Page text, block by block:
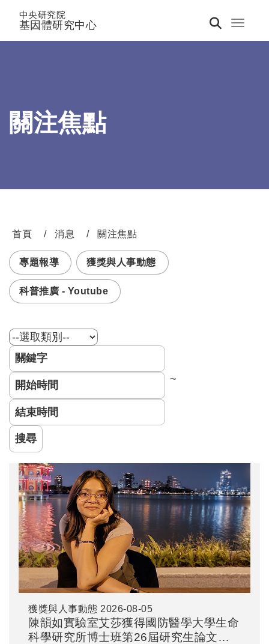
Toggle
中央研究院
基因體研究中心
關注焦點
首頁 消息
關注焦點
專題報導
獲獎與人事動態
科普推廣 - Youtube
~
獲獎與人事動態 2026-08-05
陳韻如實驗室艾莎獲得國防醫學大學生命
科學研究所博士班第26屆研究生論文研